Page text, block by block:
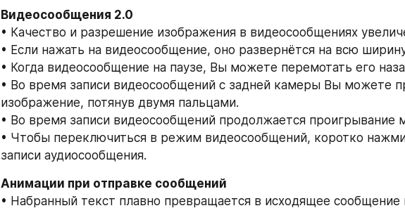
Видеосообщения 2.0
• Качество и разрешение изображения в видеосообщениях
• Если нажать на видеосообщение, оно развернётся на всю
• Когда видеосообщение на паузе, Вы можете перемотать его
• Во время записи видеосообщений с задней камеры Вы можете
изображение, потянув двумя пальцами.
• Во время записи видеосообщений продолжается проигрывание
• Чтобы переключиться в режим видеосообщений, коротко
записи аудиосообщения.
Анимации при отправке сообщений
• Набранный текст плавно превращается в исходящее сообщение